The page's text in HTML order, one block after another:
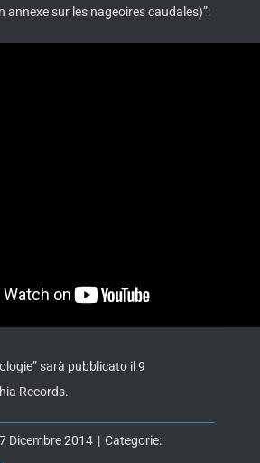
annexe sur les nageoires caudales)”:
sarà pubblicato il 9
Records.
Dicembre 2014 | Categorie: